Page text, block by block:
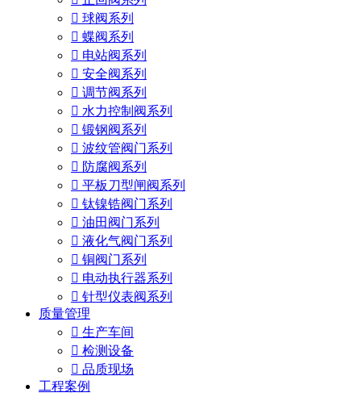
 球阀系列
 蝶阀系列
 电站阀系列
 安全阀系列
 调节阀系列
 水力控制阀系列
 锻钢阀系列
 波纹管阀门系列
 防腐阀系列
 平板刀型闸阀系列
 钛镍锆阀门系列
 油田阀门系列
 液化气阀门系列
 铜阀门系列
 电动执行器系列
 针型仪表阀系列
质量管理
 生产车间
 检测设备
 品质现场
工程案例